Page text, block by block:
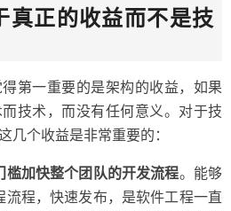
真正的收益而不是技
第一重要的是架构的收益，如果
技术，而没有任何意义。对于技
几个收益是非常重要的：
槛加快整个团队的开发流程。能够
流程，快速发布，是软件工程一直